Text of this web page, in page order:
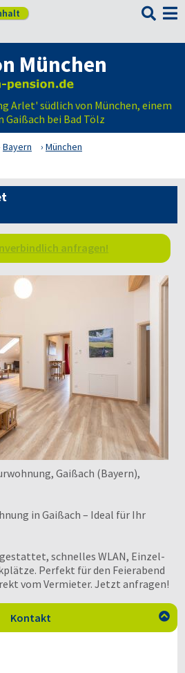

München
Arlet' südlich von München, einem
bei Bad Tölz
Bayern
München
anfragen!
Gaißach (Bayern),
in Gaißach – Ideal für Ihr
schnelles WLAN, Einzel-
Perfekt für den Feierabend
vom Vermieter. Jetzt anfragen!
Kontakt 